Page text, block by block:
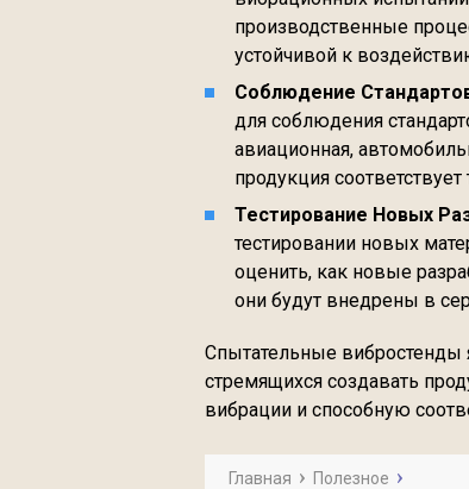
производственные
устойчивой к
Соблюдение
для соблюдения
авиационная,
продукция
Тестирование Новых
тестировании новых
оценить, как новые
они будут внедрены в
Спытательные
стремящихся создавать
вибрации и способную
Главная Полезное